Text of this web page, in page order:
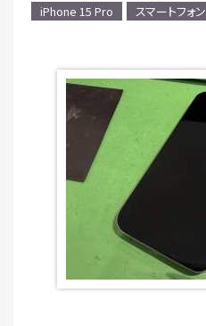
iPhone 15 Pro
スマートフォン